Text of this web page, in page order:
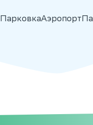
ПарковкаАэропорт